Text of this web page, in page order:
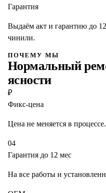
Гарантия
Выдаём акт и гарантию до
чинили.
ПОЧЕМУ МЫ
Нормальный
ясности
₽
Фикс-цена
Цена не меняется в
04
Гарантия до 12 мес
На все работы и